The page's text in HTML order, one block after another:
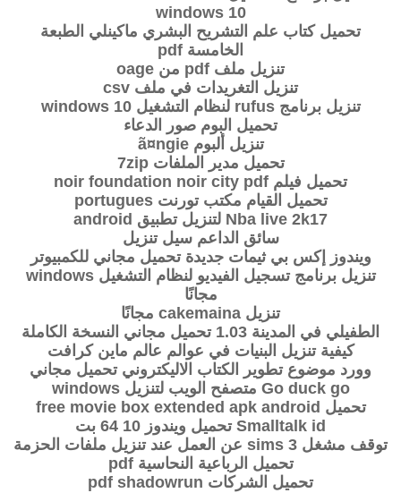
windows 10
تحميل كتاب علم التشريح البشري ماكينلي الطبعة
الخامسة pdf
تنزيل ملف pdf من oage
تنزيل التغريدات في ملف csv
تنزيل برنامج rufus لنظام التشغيل windows 10
تحميل البوم صور الدعاء
تنزيل ألبوم ã¤ngie
تحميل مدير الملفات 7zip
تحميل فيلم noir foundation noir city pdf
تحميل القيام مكتب تورنت portugues
Nba live 2k17 لتنزيل تطبيق android
سائق الداعم سيل تنزيل
ويندوز إكس بي ثيمات جديدة تحميل مجاني للكمبيوتر
تنزيل برنامج تسجيل الفيديو لنظام التشغيل windows
مجانًا
تنزيل cakemaina مجانًا
الطفيلي في المدينة 1.03 تحميل مجاني النسخة الكاملة
كيفية تنزيل البنيات في عوالم عالم ماين كرافت
وورد موضوع تطوير الكتاب الاليكتروني تحميل مجاني
Go duck go متصفح الويب لتنزيل windows
تحميل free movie box extended apk android
Smalltalk id تحميل ويندوز 10 64 بت
توقف مشغل sims 3 عن العمل عند تنزيل ملفات الحزمة
تحميل الرباعية النحاسية pdf
تحميل الشركات pdf shadowrun